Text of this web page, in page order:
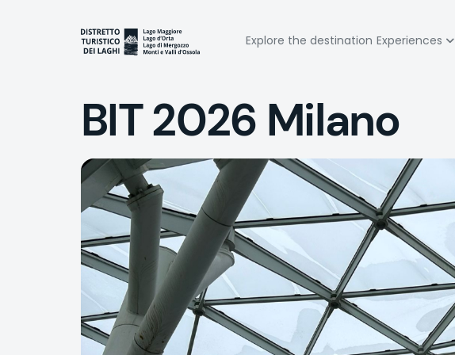
Navigazione
principale
Explore the destination Experiences
BIT 2026 Milano